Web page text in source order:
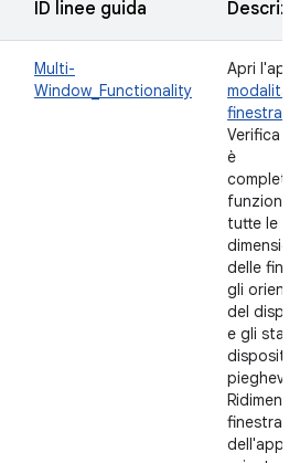
ID linee guida
Multi-
Window_Functionality
Apri l'app
modalità
finestra
Verifica
è
tutte le
delle
gli
del
e gli stati
dispositivi
finestra
dell'app